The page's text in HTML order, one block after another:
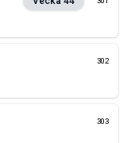
302
303